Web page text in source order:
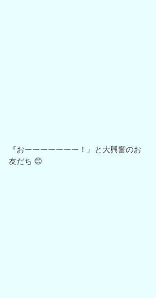
『おーーーーーーー！』と大興奮のお
友だち 😊